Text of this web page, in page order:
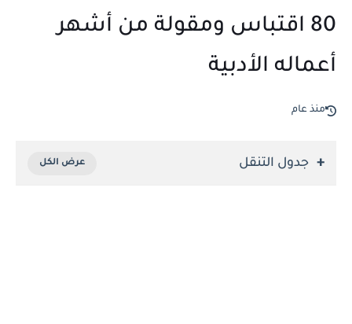
80 اقتباس ومقولة من أشهر
أعماله الأدبية
منذ عام
جدول التنقل